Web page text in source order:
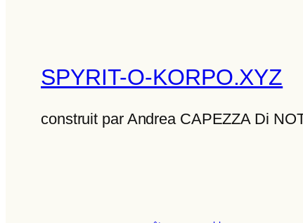
SPYRIT-O-KORPO.XYZ
construit par Andrea CAPEZZA Di